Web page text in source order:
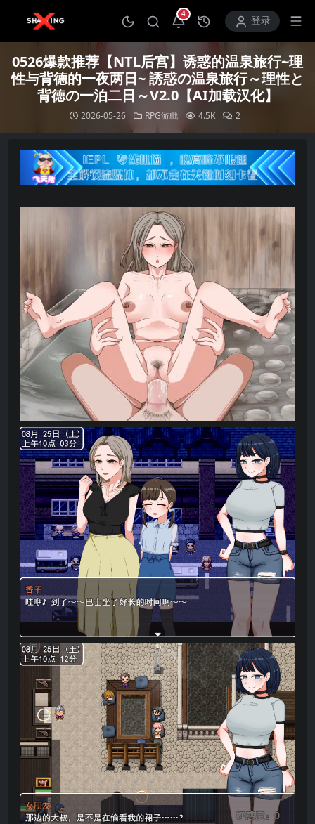
4
打开通知中心登录
0526爆款推荐【NTL后宫】诱惑的温泉旅行~理
性与背德的一夜两日~ 誘惑の温泉旅行～理性と
背徳の一泊二日～V2.0【AI加载汉化】
2026-05-26 RPG游戲 4.5K 2